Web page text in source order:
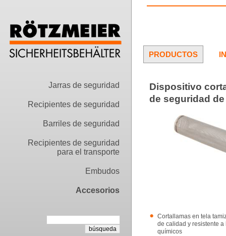
Jarras de seguridad
Recipientes de seguridad
Barriles de seguridad
Recipientes de seguridad
para el transporte
Embudos
Accesorios
PRODUCTOS
Dispositivo
de seguridad de
Cortallamas en tela
de calidad y resistente a
químicos